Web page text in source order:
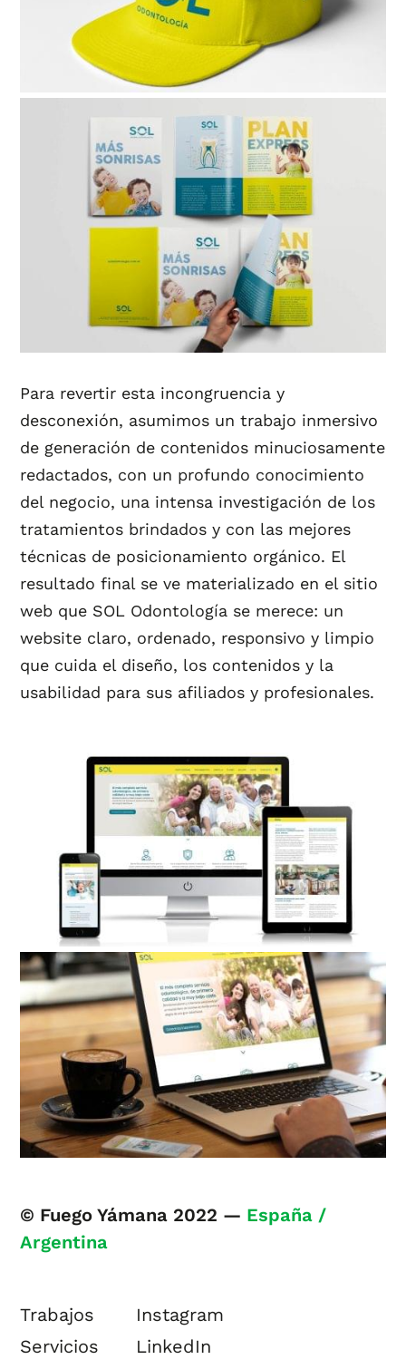
Para revertir esta incongruencia y
desconexión, asumimos un trabajo inmersivo
de generación de contenidos minuciosamente
redactados, con un profundo conocimiento
del negocio, una intensa investigación de los
tratamientos brindados y con las mejores
técnicas de posicionamiento orgánico. El
resultado final se ve materializado en el sitio
web que SOL Odontología se merece: un
website claro, ordenado, responsivo y limpio
que cuida el diseño, los contenidos y la
usabilidad para sus afiliados y profesionales.
© Fuego Yámana 2022 — España /
Argentina
Trabajos
Servicios
Instagram
LinkedIn